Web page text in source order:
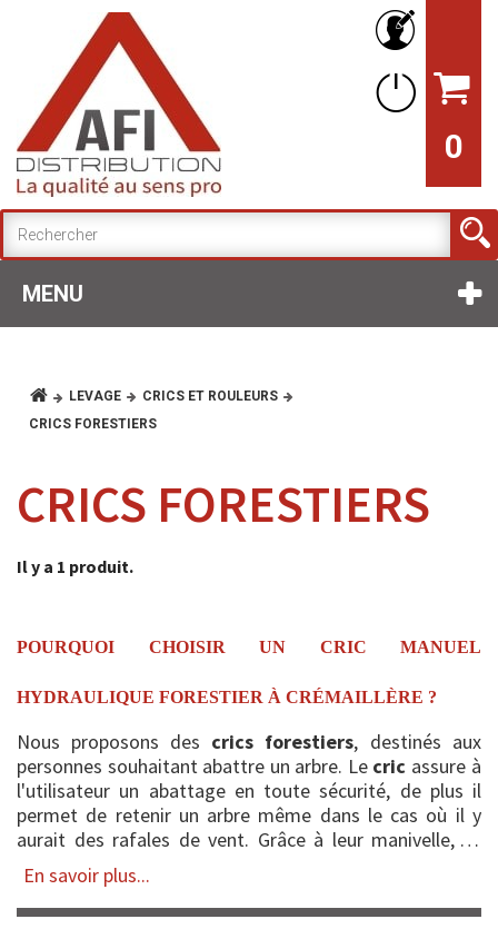
0
MENU
LEVAGE
CRICS ET ROULEURS
CRICS FORESTIERS
CRICS FORESTIERS
Il y a 1 produit.
POURQUOI CHOISIR UN CRIC MANUEL
HYDRAULIQUE FORESTIER À CRÉMAILLÈRE ?
Nous proposons des crics forestiers, destinés aux
personnes souhaitant abattre un arbre. Le cric assure à
l'utilisateur un abattage en toute sécurité, de plus il
permet de retenir un arbre même dans le cas où il y
aurait des rafales de vent. Grâce à leur manivelle, ils
perm...
En savoir plus...